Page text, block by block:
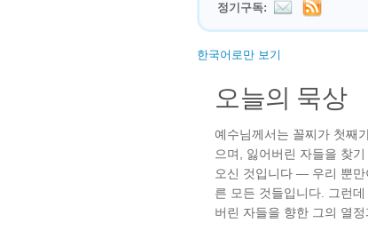
정기구독:
한국어로만 보기
오늘의 묵상
예수님께서는 꼴찌가 첫째
으며, 잃어버린 자들을 찾
오신 것입니다 — 우리 뿐
른 모든 것들입니다. 그런
버린 자들을 향한 그의 열